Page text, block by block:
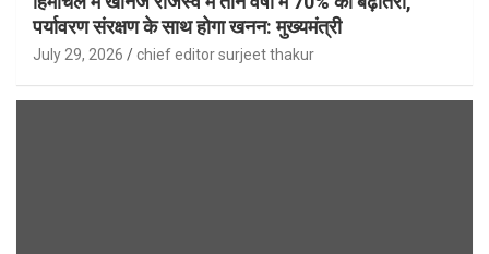
पर्यावरण संरक्षण के साथ होगा खनन: मुख्यमंत्री
July 29, 2026 chief editor surjeet thakur